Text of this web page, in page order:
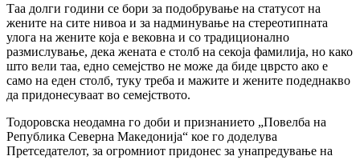
Таа долги години се бори за подобрување на статусот на
жените на сите нивоа и за надминување на стереотипната
улога на жените која е вековна и со традиционално
размислување, дека жената е столб на секоја фамилија, но како
што вели таа, едно семејство не може да биде цврсто ако е
само на еден столб, туку треба и мажите и жените подеднакво
да придонесуваат во семејството.
Тодоровска неодамна го доби и признанието „Повелба на
Република Северна Македонија“ кое го доделува
Претседателот, за огромниот придонес за унапредување на